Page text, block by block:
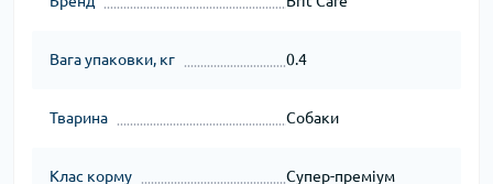
Вага упаковки, кг 0.4
Тварина Собаки
Клас корму Супер-преміум